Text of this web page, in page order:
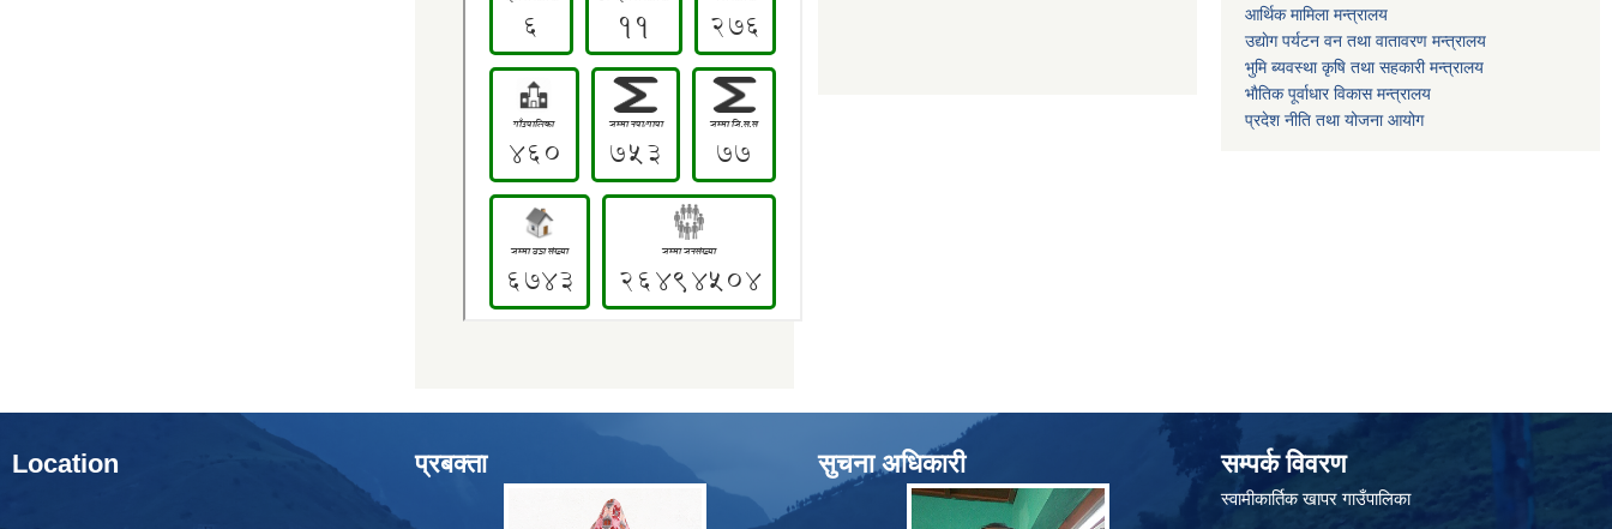
आर्थिक मामिला मन्त्रालय
उद्याेग पर्यटन वन तथा वातावरण मन्त्रालय
भुमि ब्यवस्था कृषि तथा सहकारी मन्त्रालय
भाैतिक पूर्वाधार विकास मन्त्रालय
प्रदेश नीति तथा योजना आयोग
Location प्रबक्ता सुचना अधिकारी सम्पर्क विवरण
स्वामीकार्तिक खापर गाउँपालिका